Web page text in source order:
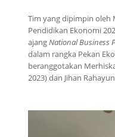
Competition di
Post date:21/07/2025 -
Tim yang dipimpin oleh
Pendidikan Ekonomi
ajangNational Business
2023) dan Jihan